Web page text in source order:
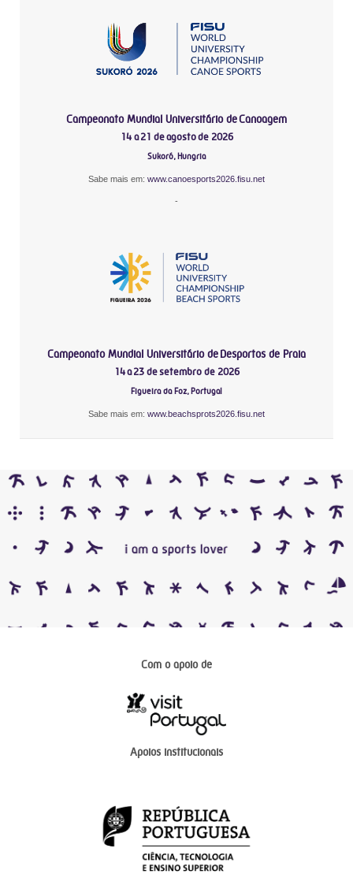
Campeonato Mundial Universitário de Canoagem
14 a 21 de agosto de 2026
Sukoró, Hungria
Sabe mais em: www.canoesports2026.fisu.net
-
Campeonato Mundial Universitário de Desportos de Praia
14 a 23 de setembro de 2026
Figueira da Foz, Portugal
Sabe mais em: www.beachsprots2026.fisu.net
Com o apoio de
Apoios institucionais